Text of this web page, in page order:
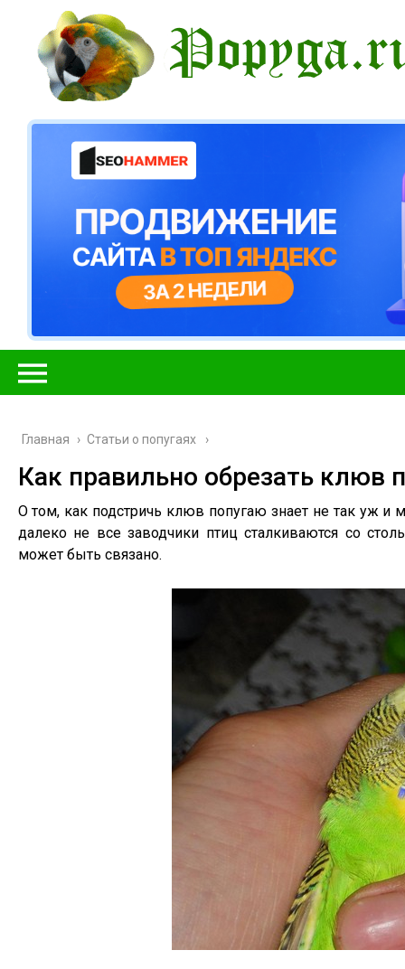
Главная › Cтатьи о попугаях
Как правильно обрезать клюв
О том, как подстричь клюв попугаю знает не так уж и
далеко не все заводчики птиц сталкиваются со
может быть связано.